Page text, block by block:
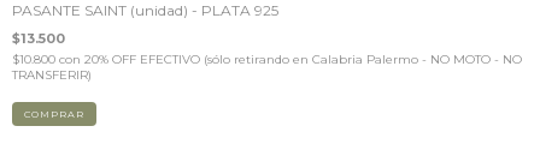
PASANTE SAINT (unidad) - PLATA 925
$13.500
$10.800 con 20% OFF EFECTIVO (sólo retirando en Calabria Palermo - NO MOTO - NO
TRANSFERIR)